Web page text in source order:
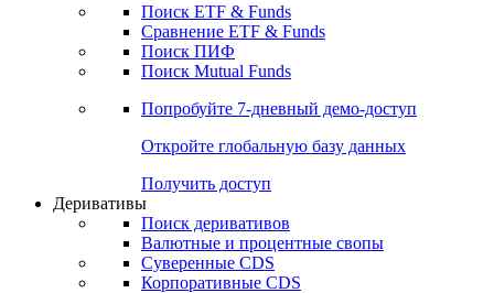
Поиск ETF & Funds
Сравнение ETF & Funds
Поиск ПИФ
Поиск Mutual Funds
Попробуйте 7-дневный демо-доступ
Откройте глобальную базу данных
Получить доступ
Деривативы
Поиск деривативов
Валютные и процентные свопы
Суверенные CDS
Корпоративные CDS